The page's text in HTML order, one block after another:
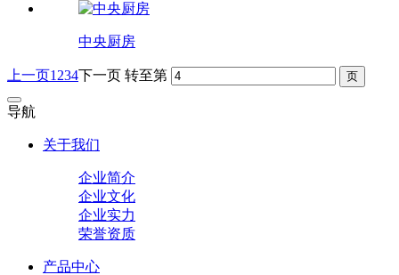
中央厨房
上一页1 234下一页 转至第
导航
关于我们
企业简介
企业文化
企业实力
荣誉资质
产品中心